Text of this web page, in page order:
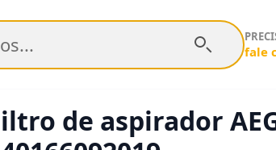
fale
de aspirador